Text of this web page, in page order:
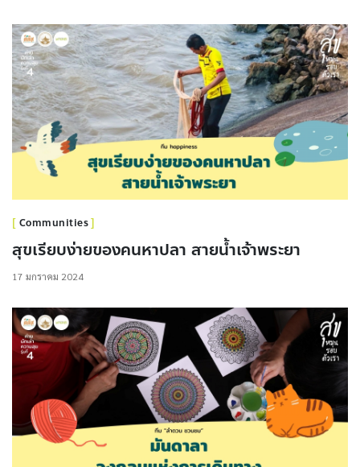
Communities
สุขเรียบง่ายของคนหาปลา สายน้ำเจ้าพระยา
17 มกราคม 2024